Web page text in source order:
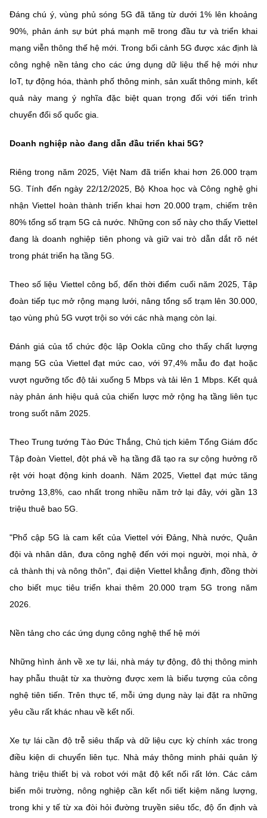
BỘ KHOA HỌC VÀ CÔNG NGHỆ
MINISTRY OF SCIENCE AND TECHNOLOGY
Điều khoản sử dụng Theo dõi MST: Góp ý
Cơ quan chủ quản: Bộ Khoa học và Công nghệ (MST)
Giám đốc Trung tâm Truyền thông Khoa học và Công nghệ.
Địa chỉ: Ban Biên tập Cổng TTĐT - 18 Nguyễn Du, TP. Hà Nội
Điện thoại: 024 3936 9506
(Ghi rõ nguồn "https://mst.gov.vn" khi phát hành lại thông tin từ
website này)
Đáng chú ý, vùng phủ sóng 5G đã tăng từ dưới 1% lên khoảng
90%, phản ánh sự bứt phá mạnh mẽ trong đầu tư và triển khai
mạng viễn thông thế hệ mới. Trong bối cảnh 5G được xác định là
công nghệ nền tảng cho các ứng dụng dữ liệu thế hệ mới như
IoT, tự động hóa, thành phố thông minh, sản xuất thông minh, kết
quả này mang ý nghĩa đặc biệt quan trọng đối với tiến trình
chuyển đổi số quốc gia.
Doanh nghiệp nào đang dẫn đầu triển khai 5G?
Riêng trong năm 2025, Việt Nam đã triển khai hơn 26.000 trạm
5G. Tính đến ngày 22/12/2025, Bộ Khoa học và Công nghệ ghi
nhận Viettel hoàn thành triển khai hơn 20.000 trạm, chiếm trên
80% tổng số trạm 5G cả nước. Những con số này cho thấy Viettel
đang là doanh nghiệp tiên phong và giữ vai trò dẫn dắt rõ nét
trong phát triển hạ tầng 5G.
Theo số liệu Viettel công bố, đến thời điểm cuối năm 2025, Tập
đoàn tiếp tục mở rộng mạng lưới, nâng tổng số trạm lên 30.000,
tạo vùng phủ 5G vượt trội so với các nhà mạng còn lại.
Đánh giá của tổ chức độc lập Ookla cũng cho thấy chất lượng
mạng 5G của Viettel đạt mức cao, với 97,4% mẫu đo đạt hoặc
vượt ngưỡng tốc độ tải xuống 5 Mbps và tải lên 1 Mbps. Kết quả
này phản ánh hiệu quả của chiến lược mở rộng hạ tầng liên tục
trong suốt năm 2025.
Theo Trung tướng Tào Đức Thắng, Chủ tịch kiêm Tổng Giám đốc
Tập đoàn Viettel, đột phá về hạ tầng đã tạo ra sự cộng hưởng rõ
rệt với hoạt động kinh doanh. Năm 2025, Viettel đạt mức tăng
trưởng 13,8%, cao nhất trong nhiều năm trở lại đây, với gần 13
triệu thuê bao 5G.
"Phổ cập 5G là cam kết của Viettel với Đảng, Nhà nước, Quân
đội và nhân dân, đưa công nghệ đến với mọi người, mọi nhà, ở
cả thành thị và nông thôn", đại diện Viettel khẳng định, đồng thời
cho biết mục tiêu triển khai thêm 20.000 trạm 5G trong năm
2026.
Nền tảng cho các ứng dụng công nghệ thế hệ mới
Những hình ảnh về xe tự lái, nhà máy tự động, đô thị thông minh
hay phẫu thuật từ xa thường được xem là biểu tượng của công
nghệ tiên tiến. Trên thực tế, mỗi ứng dụng này lại đặt ra những
yêu cầu rất khác nhau về kết nối.
Xe tự lái cần độ trễ siêu thấp và dữ liệu cực kỳ chính xác trong
điều kiện di chuyển liên tục. Nhà máy thông minh phải quản lý
hàng triệu thiết bị và robot với mật độ kết nối rất lớn. Các cảm
biến môi trường, nông nghiệp cần kết nối tiết kiệm năng lượng,
trong khi y tế từ xa đòi hỏi đường truyền siêu tốc, độ ổn định và